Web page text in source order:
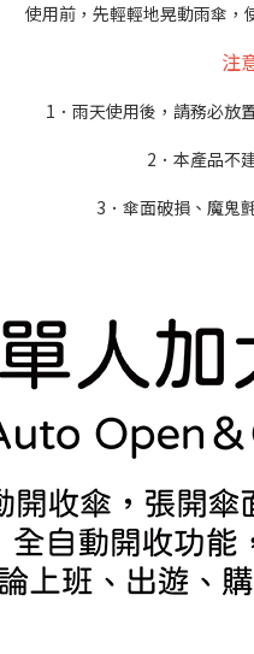
使用前，先輕輕地晃動雨傘，
注
1．雨天使用後，請務必放
2．本產品不
3．傘面破損、魔鬼